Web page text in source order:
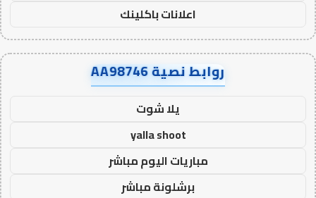
اعلانات باكلينك
روابط نصية AA98746
يلا شوت
yalla shoot
مباريات اليوم مباشر
برشلونة مباشر